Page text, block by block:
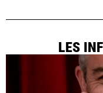
LES